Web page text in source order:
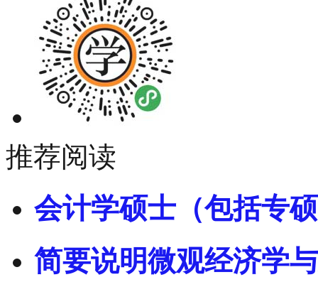
推荐阅读
会计学硕士（包括专
简要说明微观经济学